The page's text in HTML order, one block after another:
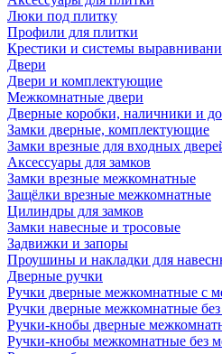
Люки под плитку
Профили для плитки
Крестики и системы
Двери
Двери и комплектующие
Межкомнатные двери
Дверные коробки, наличники и
Замки дверные, комплектующие
Замки врезные для входных
Аксессуары для замков
Замки врезные межкомнатные
Защёлки врезные межкомнатные
Цилиндры для замков
Замки навесные и тросовые
Задвижки и запоры
Проушины и накладки для
Дверные ручки
Ручки дверные межкомнатные с
Ручки дверные межкомнатные
Ручки-кнобы дверные
Ручки-кнобы межкомнатные без